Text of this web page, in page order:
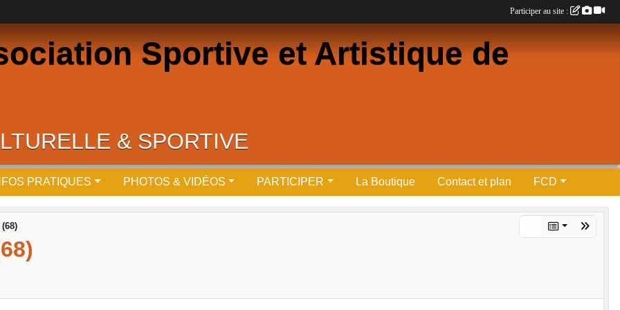
Sportive et Artistique de
& SPORTIVE
PRATIQUES PHOTOS & VIDÉOS PARTICIPER La Boutique Contact et plan FCD
Participer au site :